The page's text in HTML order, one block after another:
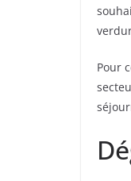
Pour